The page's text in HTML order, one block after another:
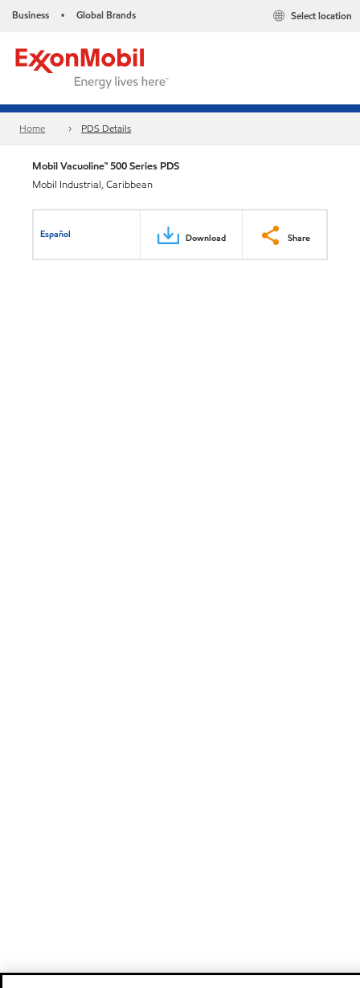
Business • Global Brands Select location
Home PDS Details
Mobil Vacuoline™ 500 Series PDS
Mobil Industrial, Caribbean
Español Download Share